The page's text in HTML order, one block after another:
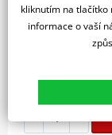
1 080 Kč
kliknutím na tlačítko
informace o vaší